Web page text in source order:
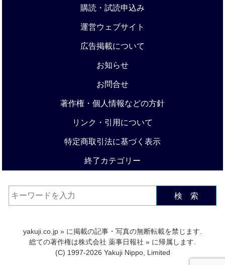
購読・試読申込み
運営ウェブサイト
広告掲載について
お知らせ
お問合せ
著作権・個人情報などの方針
リンク・引用について
特定商取引法に基づく表示
終了カテゴリー
検 索
yakuji.co.jp » に掲載の記事・写真の無断転載を禁じます.
総ての著作権は株式会社 薬事日報社 » に帰属します.
(C) 1997-2026 Yakuji Nippo, Limited